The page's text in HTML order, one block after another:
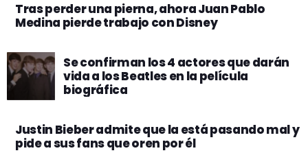
Tras perder una pierna, ahora Juan Pablo
Medina pierde trabajo con Disney
Se confirman los 4 actores que darán
vida a los Beatles en la película
biográfica
Justin Bieber admite que la está pasando mal y
pide a sus fans que oren por él